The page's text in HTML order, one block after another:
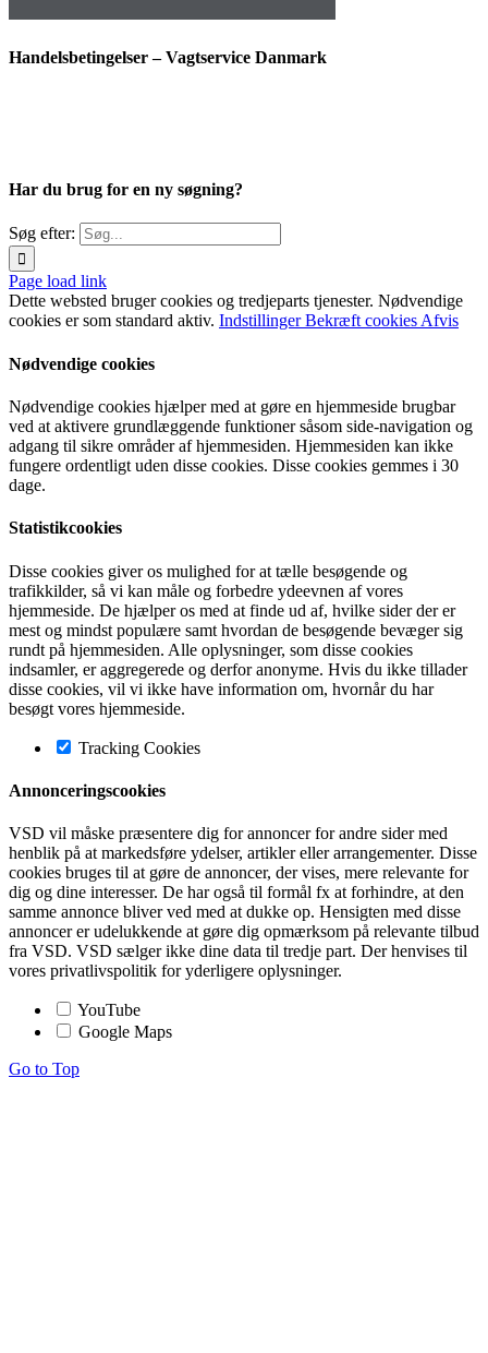
Handelsbetingelser – Vagtservice Danmark
Har du brug for en ny søgning?
Søg efter:
Page load link
Dette websted bruger cookies og tredjeparts tjenester. Nødvendige
cookies er som standard aktiv. IndstillingerBekræft cookiesAfvis
Nødvendige cookies
Nødvendige cookies hjælper med at gøre en hjemmeside brugbar
ved at aktivere grundlæggende funktioner såsom side-navigation og
adgang til sikre områder af hjemmesiden. Hjemmesiden kan ikke
fungere ordentligt uden disse cookies. Disse cookies gemmes i 30
dage.
Statistikcookies
Disse cookies giver os mulighed for at tælle besøgende og
trafikkilder, så vi kan måle og forbedre ydeevnen af vores
hjemmeside. De hjælper os med at finde ud af, hvilke sider der er
mest og mindst populære samt hvordan de besøgende bevæger sig
rundt på hjemmesiden. Alle oplysninger, som disse cookies
indsamler, er aggregerede og derfor anonyme. Hvis du ikke tillader
disse cookies, vil vi ikke have information om, hvornår du har
besøgt vores hjemmeside.
Tracking Cookies
Annonceringscookies
VSD vil måske præsentere dig for annoncer for andre sider med
henblik på at markedsføre ydelser, artikler eller arrangementer. Disse
cookies bruges til at gøre de annoncer, der vises, mere relevante for
dig og dine interesser. De har også til formål fx at forhindre, at den
samme annonce bliver ved med at dukke op. Hensigten med disse
annoncer er udelukkende at gøre dig opmærksom på relevante tilbud
fra VSD. VSD sælger ikke dine data til tredje part. Der henvises til
vores privatlivspolitik for yderligere oplysninger.
YouTube
Google Maps
Go to Top